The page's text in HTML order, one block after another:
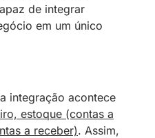
de integrar
em um único
integração acontece
estoque (contas a
a receber). Assim,